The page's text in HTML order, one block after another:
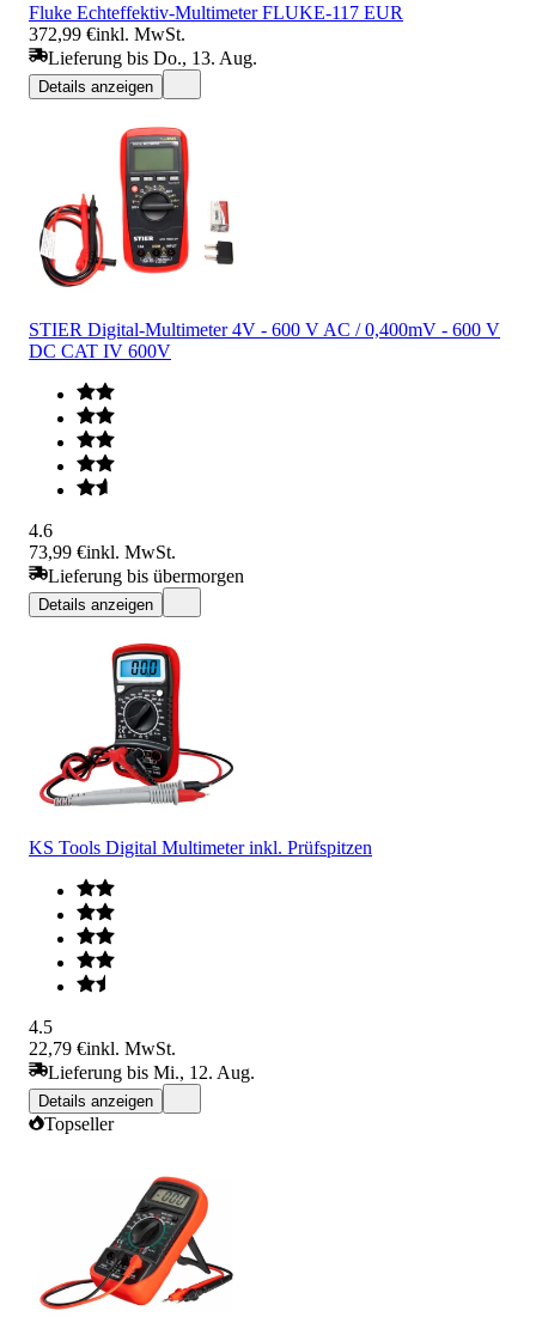
Fluke Echteffektiv-Multimeter FLUKE-117 EUR
372,99 €inkl. MwSt.
Lieferung bis Do., 13. Aug.
Details anzeigen
STIER Digital-Multimeter 4V - 600 V AC / 0,400mV - 600 V
DC CAT IV 600V
4.6
73,99 €inkl. MwSt.
Lieferung bis übermorgen
Details anzeigen
KS Tools Digital Multimeter inkl. Prüfspitzen
4.5
22,79 €inkl. MwSt.
Lieferung bis Mi., 12. Aug.
Details anzeigen
Topseller